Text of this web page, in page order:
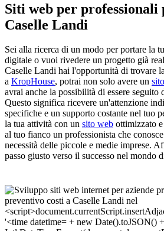
Siti web per professionali
Caselle Landi
Sei alla ricerca di un modo per portare la
digitale o vuoi rivedere un progetto già
Caselle Landi hai l'opportunità di trovare
a KropHouse, potrai non solo avere un
avrai anche la possibilità di essere seguito
Questo significa ricevere un'attenzione
specifiche e un supporto costante nel tuo
la tua attività con un sito web ottimizzato
al tuo fianco un professionista che
necessità delle piccole e medie imprese.
passo giusto verso il successo nel mondo